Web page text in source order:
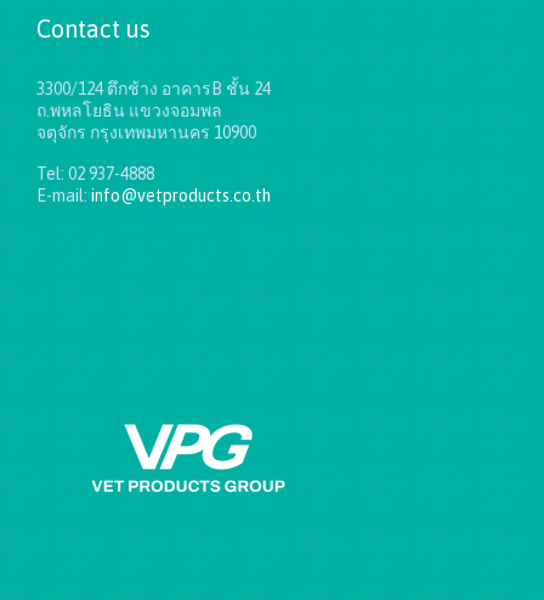
Contact us
3300/124 ตึกช้าง อาคารB ชั้น 24
ถ.พหลโยธิน แขวงจอมพล
จตุจักร กรุงเทพมหานคร 10900
Tel: 02 937-4888
E-mail: info@vetproducts.co.th